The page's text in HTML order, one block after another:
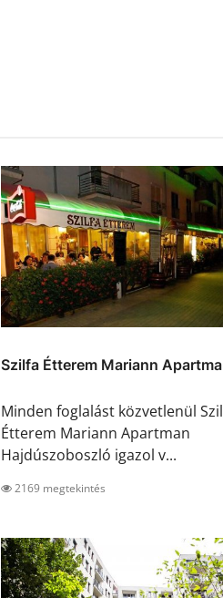
Szilfa Étterem Mariann
Minden foglalást közvetlenül
Étterem Mariann Apartman
Hajdúszoboszló igazol v...
2169 megtekintés